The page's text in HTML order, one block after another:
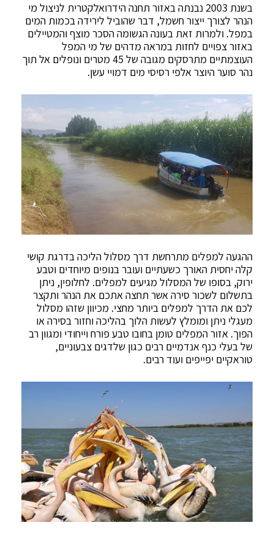
בשנת 2003 נבנתה באזור תחנה הידרואלקטרית לניצול מי
הנהר לצורך ייצור חשמל, דבר שהוביל לירידה בכמות המים
במפל. ולמרות זאת בעונה הגשומה הסכר מוצף והמטיילים
באזור צפויים לחזות במראה מדהים של מי המפל
העוצמתיים מתרסקים מגובה של 45 מטרים ונופלים אל תוך
נהר סוער היוצר אלפי רסיסי מים דמויי עשן.
ההגעה למפלים מתרחשת דרך מסלול הליכה בדרגת קושי
קלה יחסית האורך כשעתיים ועובר בנופים מיוחדים וטבע
ירוק, בסופו של המסלול מגיעים למפלים. לחלופין, ניתן
בתשלום לשכור סירה אשר תחצה אתכם את הנהר ותקצר
לכם את הדרך למפלים ביותר מחצי. מכיוון שזהו מסלול
מעגלי ניתן ומומלץ לעשות הלוך בהליכה וחזור בסירה או
הפוך. אזור המפלים טומן בחובו טבע פורח וייחודי ומגוון רב
של בעלי כנף אנדמיים רבים כגון שלדגים צבעוניים,
טוראקיים יפייפים ועוד רבים.